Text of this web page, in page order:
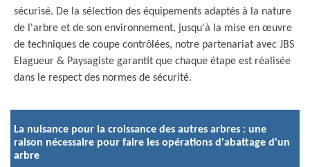
sécurisé. De la sélection des équipements adaptés à la nature
de l'arbre et de son environnement, jusqu'à la mise en œuvre
de techniques de coupe contrôlées, notre partenariat avec JBS
Elagueur & Paysagiste garantit que chaque étape est réalisée
dans le respect des normes de sécurité.
La nuisance pour la croissance des autres arbres : une
raison nécessaire pour faire les opérations d'abattage d'un
arbre